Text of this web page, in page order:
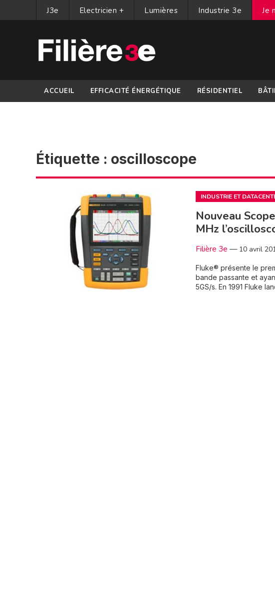
J3e Electricien + Lumières Industrie 3e Je
ACCUEIL EFFICACITÉ ÉNERGÉTIQUE RÉSIDENTIEL
Étiquette : oscilloscope
INDUSTRIE ET
Nouveau
MHz
Filière 3e — 10 avril
Fluke® présente le
bande passante et
5GS/s. En 1991 Fluke